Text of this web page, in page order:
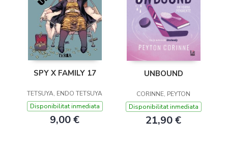
SPY X FAMILY 17
TETSUYA, ENDO TETSUYA
Disponibilitat inmediata
9,00 €
UNBOUND
CORINNE, PEYTON
Disponibilitat inmediata
21,90 €